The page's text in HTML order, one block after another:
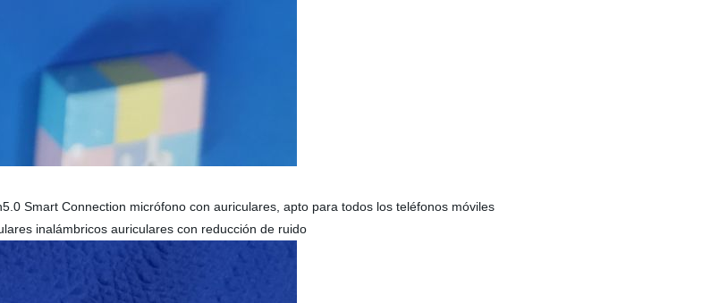
Smart Connection micrófono con auriculares, apto para todos los teléfonos móviles
inalámbricos auriculares con reducción de ruido